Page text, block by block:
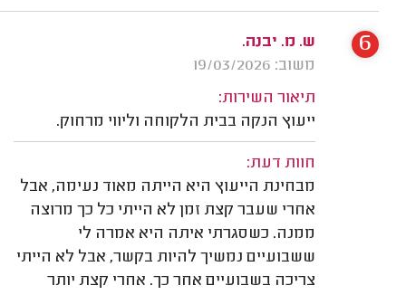
ש. מ. יבנה.
משוב: 19/03/2026
תיאור השירות:
ייעוץ הנקה בבית הלקוחה וליווי מרחוק.
חוות דעת:
מבחינת הייעוץ היא הייתה מאוד נעימה, אבל
אחרי שעבר קצת זמן לא הייתי כל כך מרוצה
ממנה. כשסגרתי איתה היא אמרה לי
ששבועיים נמשיך להיות בקשר, אבל לא הייתי
צריכה בשבועיים אחר כך. אחרי קצת יותר
6